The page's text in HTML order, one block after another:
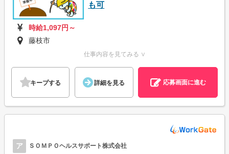
も可
時給1,097円～
藤枝市
仕事内容を見てみる ∨
キープする 詳細を見る 応募画面に進む
ア ＳＯＭＰＯヘルスサポート株式会社